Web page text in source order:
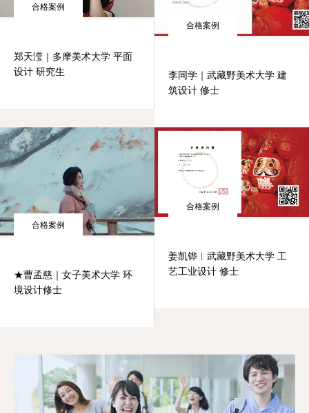
合格案例
郑天滢｜多摩美术大学 平面
设计 研究生
合格案例
李同学｜武藏野美术大学 建
筑设计 修士
合格案例
★曹孟慈｜女子美术大学 环
境设计修士
合格案例
姜凯铧︱武藏野美术大学 工
艺工业设计 修士